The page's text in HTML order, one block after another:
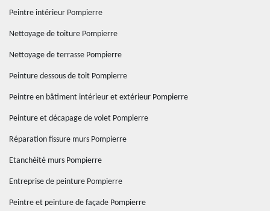
Peintre intérieur Pompierre
Nettoyage de toiture Pompierre
Nettoyage de terrasse Pompierre
Peinture dessous de toit Pompierre
Peintre en bâtiment intérieur et extérieur Pompierre
Peinture et décapage de volet Pompierre
Réparation fissure murs Pompierre
Etanchéité murs Pompierre
Entreprise de peinture Pompierre
Peintre et peinture de façade Pompierre